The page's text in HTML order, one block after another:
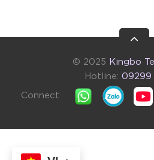
© 2025 Kingbo
Hotline: 09299
Connect